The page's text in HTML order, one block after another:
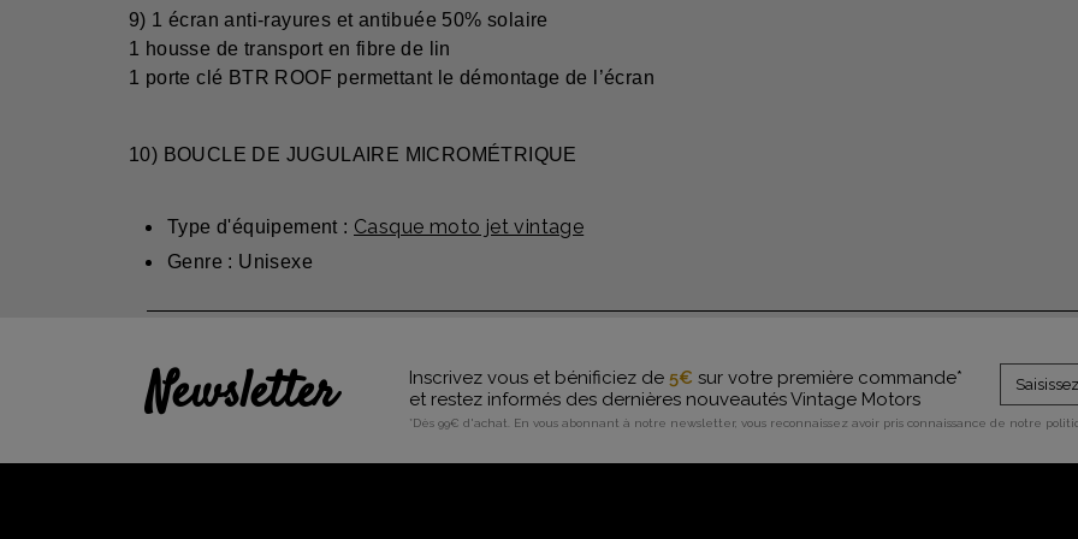
9) 1 écran anti-rayures et antibuée 50% solaire
1 housse de transport en fibre de lin
1 porte clé BTR ROOF permettant le démontage de l’écran
10) BOUCLE DE JUGULAIRE MICROMÉTRIQUE
Type d'équipement : Casque moto jet vintage
Genre : Unisexe
Newsletter Inscrivez vous et bénificiez de 5€ sur votre première commande*
et restez informés des dernières nouveautés Vintage Motors
*Dès 99€ d'achat. En vous abonnant à notre newsletter, vous reconnaissez avoir pris connaissance de notre